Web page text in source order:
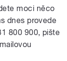
moci něco
dnes provede
800 900, pište